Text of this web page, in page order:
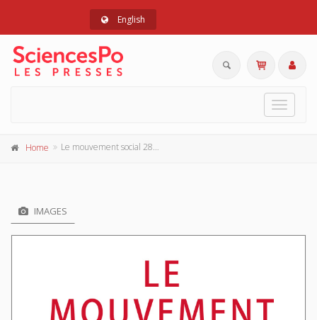
English
Toggle
Home Le mouvement social 280, juillet-septembre 2022
IMAGES